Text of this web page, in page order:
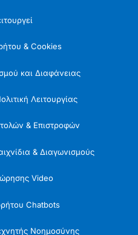
& Cookies
και Διαφάνειας
Λειτουργίας
& Επιστροφών
& Διαγωνισμούς
Video
Chatbots
Νοημοσύνης